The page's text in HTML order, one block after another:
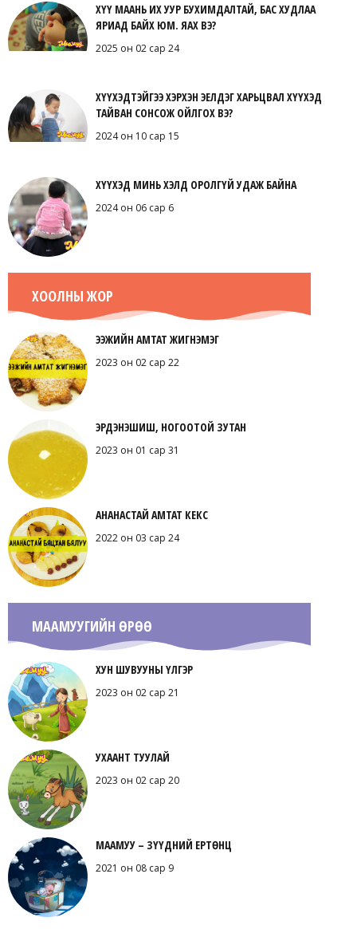
ХҮҮ МААНЬ ИХ УУР БУХИМДАЛТАЙ, БАС ХУДЛАА
ЯРИАД БАЙХ ЮМ. ЯАХ ВЭ?
2025 он 02 сар 24
ХҮҮХЭДТЭЙГЭЭ ХЭРХЭН ЭЕЛДЭГ ХАРЬЦВАЛ ХҮҮХЭД
ТАЙВАН СОНСОЖ ОЙЛГОХ ВЭ?
2024 он 10 сар 15
ХҮҮХЭД МИНЬ ХЭЛД ОРОЛГҮЙ УДАЖ БАЙНА
2024 он 06 сар 6
ХООЛНЫ ЖОР
ЭЭЖИЙН АМТАТ ЖИГНЭМЭГ
2023 он 02 сар 22
ЭРДЭНЭШИШ, НОГООТОЙ ЗУТАН
2023 он 01 сар 31
АНАНАСТАЙ АМТАТ КЕКС
2022 он 03 сар 24
МААМУУГИЙН ӨРӨӨ
ХУН ШУВУУНЫ ҮЛГЭР
2023 он 02 сар 21
УХААНТ ТУУЛАЙ
2023 он 02 сар 20
МААМУУ – ЗҮҮДНИЙ ЕРТӨНЦ
2021 он 08 сар 9